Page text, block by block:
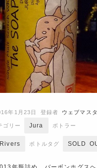
年1月23日 登録者 ウェブマス
ゴリー Jura ボトラー
ボトルタグ SOLD